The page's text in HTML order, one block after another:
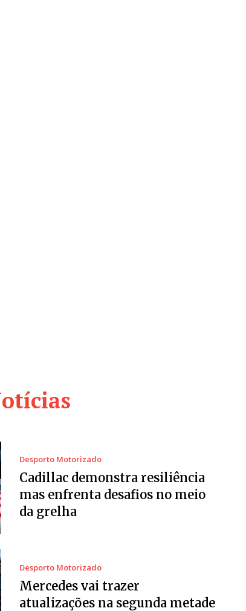
Desporto Motorizado
Cadillac demonstra resiliência
mas enfrenta desafios no meio
da grelha
Desporto Motorizado
Mercedes vai trazer
atualizações na segunda metade